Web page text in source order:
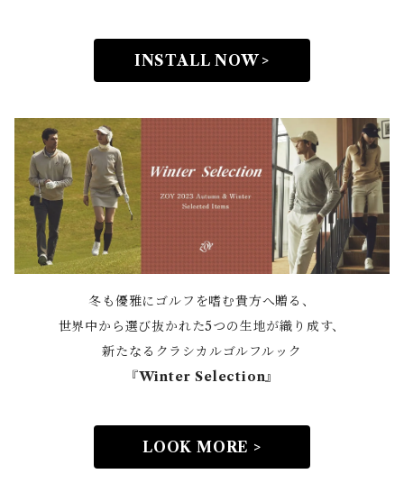
INSTALL NOW >
冬も優雅にゴルフを嗜む貴方へ贈る、
世界中から選び抜かれた5つの生地が織り成す、
新たなるクラシカルゴルフルック
『Winter Selection』
LOOK MORE >